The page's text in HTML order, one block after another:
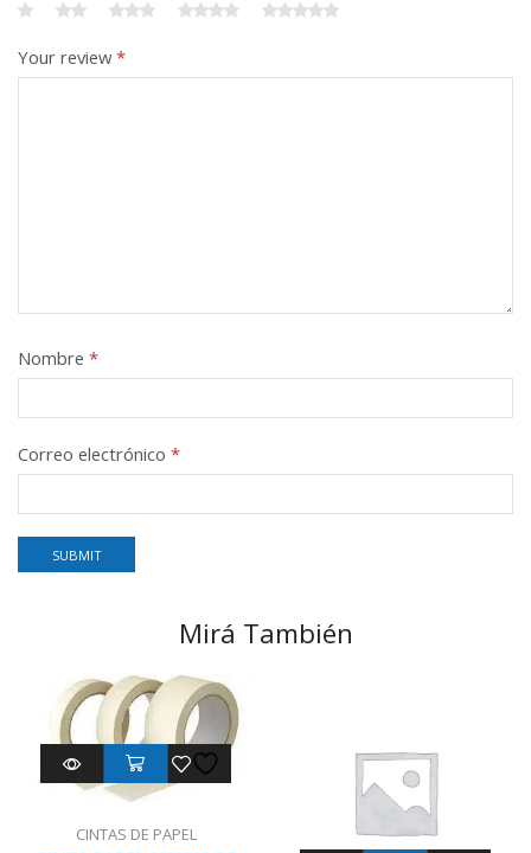
Your review*
Nombre *
Correo electrónico *
Mirá También
CINTAS DE PAPEL